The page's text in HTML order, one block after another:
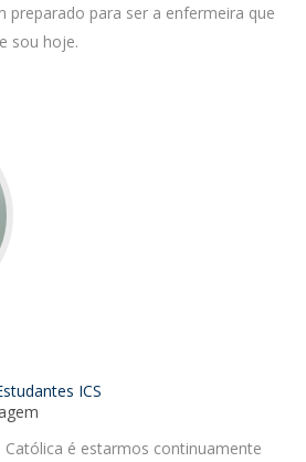
preparado para ser a enfermeira que
sou hoje.
ICS
Católica é estarmos continuamente